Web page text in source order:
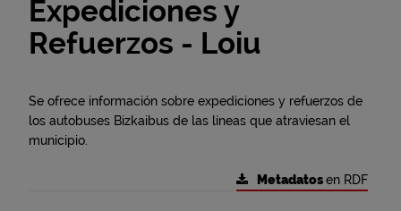
Expediciones y
Refuerzos - Loiu
Se ofrece información sobre expediciones y refuerzos de
los autobuses Bizkaibus de las líneas que atraviesan el
municipio.
Metadatosen RDF